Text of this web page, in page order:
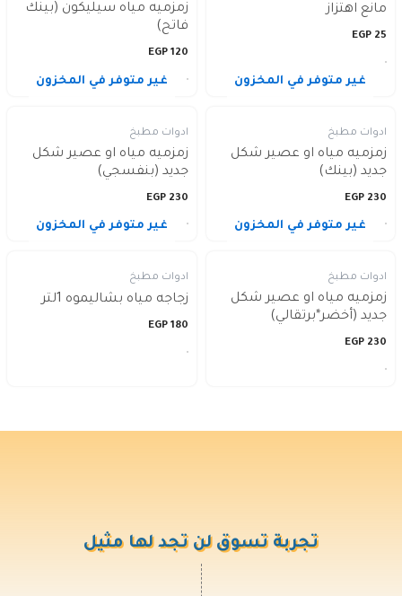
مانع اهتزاز
25
EGP
زمزميه مياه سيليكون (بينك
فاتح)
120
EGP
غير متوفر في المخزون
ادوات مطبخ
زمزميه مياه او عصير شكل
جديد (بينك)
230
EGP
غير متوفر في المخزون
ادوات مطبخ
زمزميه مياه او عصير شكل
جديد (بنفسجي)
230
EGP
غير متوفر في المخزون
ادوات مطبخ
زمزميه مياه او عصير شكل
جديد (أخضر*برتقالي)
230
EGP
غير متوفر في المخزون
ادوات مطبخ
زجاجه مياه بشاليموه 1لتر
180
EGP
تجربة تسوق لن تجد لها مثيل